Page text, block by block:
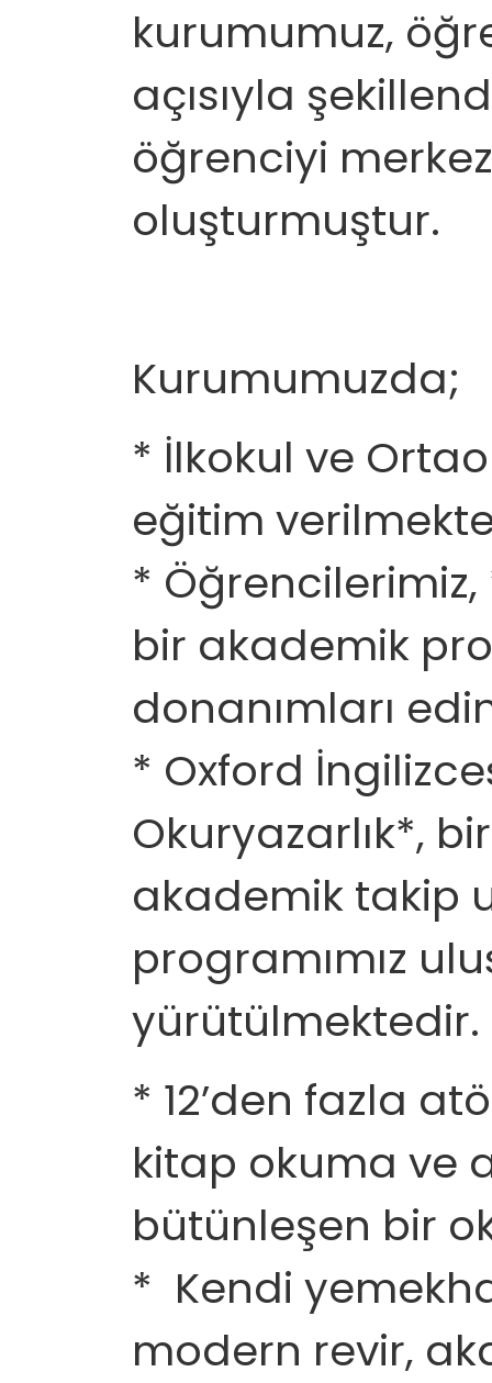
kurumumuz,
açısıyla
öğrenciyi
oluşturmuştur.
Kurumumuzda;
* İlkokul ve
eğitim
* Öğrencilerimiz,
bir akademik
donanımları
* Oxford
Okuryazarlık*,
akademik takip
programımız
yürütülmektedir.
* 12’den fazla
kitap okuma ve
bütünleşen bir
* Kendi
modern revir,